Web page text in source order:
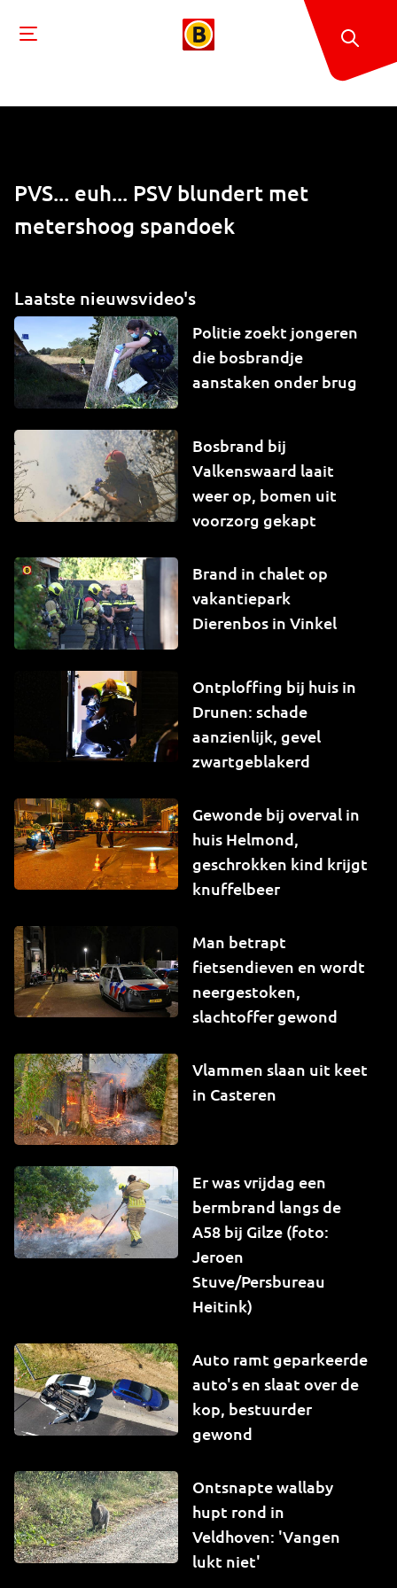
PVS... euh... PSV blundert met
metershoog spandoek
Laatste nieuwsvideo's
Politie zoekt jongeren
die bosbrandje
aanstaken onder brug
Bosbrand bij
Valkenswaard laait
weer op, bomen uit
voorzorg gekapt
Brand in chalet op
vakantiepark
Dierenbos in Vinkel
Ontploffing bij huis in
Drunen: schade
aanzienlijk, gevel
zwartgeblakerd
Gewonde bij overval in
huis Helmond,
geschrokken kind krijgt
knuffelbeer
Man betrapt
fietsendieven en wordt
neergestoken,
slachtoffer gewond
Vlammen slaan uit keet
in Casteren
Er was vrijdag een
bermbrand langs de
A58 bij Gilze (foto:
Jeroen
Stuve/Persbureau
Heitink)
Auto ramt geparkeerde
auto's en slaat over de
kop, bestuurder
gewond
Ontsnapte wallaby
hupt rond in
Veldhoven: 'Vangen
lukt niet'